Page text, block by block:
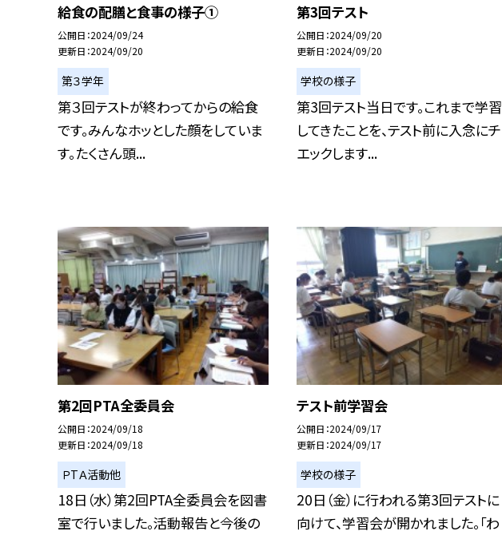
給食の配膳と食事の様子①
公開日 2024/09/24
更新日 2024/09/20
第３学年
第３回テストが終わってからの給食
です。みんなホッとした顔をしていま
す。たくさん頭...
第3回テスト
公開日 2024/09/20
更新日 2024/09/20
学校の様子
第3回テスト当日です。これまで学習
してきたことを、テスト前に入念にチ
エックします...
第2回PTA全委員会
公開日 2024/09/18
更新日 2024/09/18
ＰTＡ活動他
18日（水）第2回PTA全委員会を図書
室で行いました。活動報告と今後の
テスト前学習会
公開日 2024/09/17
更新日 2024/09/17
学校の様子
20日（金）に行われる第3回テストに
向けて、学習会が開かれました。「わ